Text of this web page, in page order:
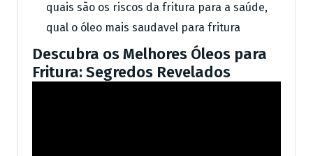
quais são os riscos da fritura para a saúde,
qual o óleo mais saudavel para fritura
Descubra os Melhores Óleos para
Fritura: Segredos Revelados